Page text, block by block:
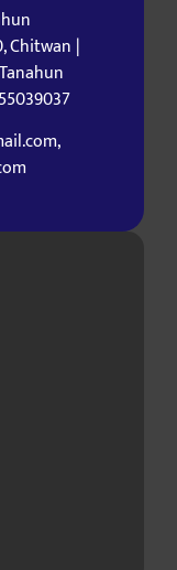
Chitwan |